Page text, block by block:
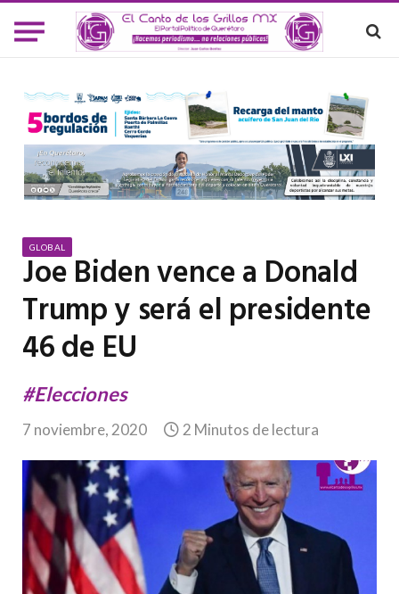
GLOBAL
Joe Biden vence a Donald
Trump y será el presidente
46 de EU
#Elecciones
7 noviembre, 2020 2 Minutos de lectura